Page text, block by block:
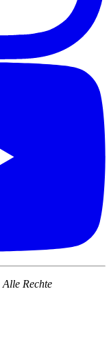
Alle Rechte